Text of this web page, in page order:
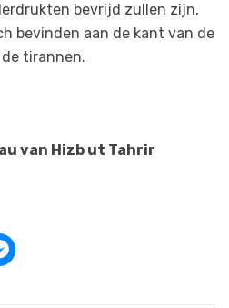
bevrijd zullen zijn,
bevinden aan de kant van de
tirannen.
van Hizb ut Tahrir